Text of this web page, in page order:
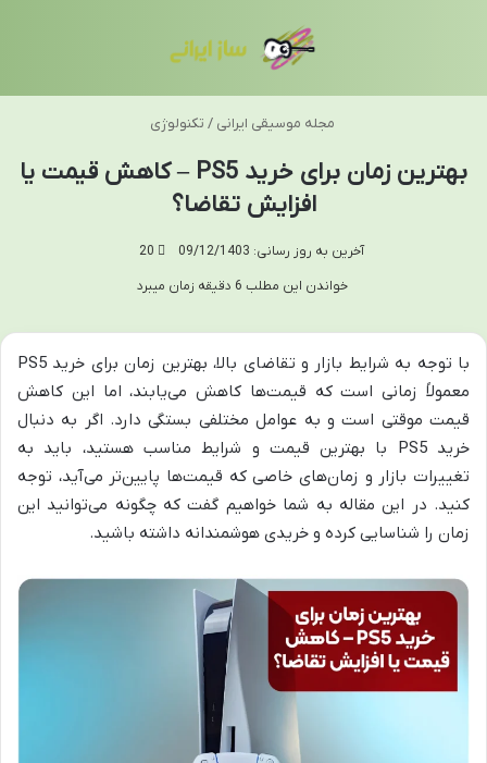
مجله موسیقی ایرانی / تکنولوژی
بهترین زمان برای خرید PS5 – کاهش قیمت یا
افزایش تقاضا؟
آخرین به روز رسانی: 09/12/1403
20
خواندن این مطلب 6 دقیقه زمان میبرد
با توجه به شرایط بازار و تقاضای بالا، بهترین زمان برای خرید PS5
معمولاً زمانی است که قیمت‌ها کاهش می‌یابند، اما این کاهش
قیمت موقتی است و به عوامل مختلفی بستگی دارد. اگر به دنبال
خرید PS5 با بهترین قیمت و شرایط مناسب هستید، باید به
تغییرات بازار و زمان‌های خاصی که قیمت‌ها پایین‌تر می‌آید، توجه
کنید. در این مقاله به شما خواهیم گفت که چگونه می‌توانید این
زمان را شناسایی کرده و خریدی هوشمندانه داشته باشید.